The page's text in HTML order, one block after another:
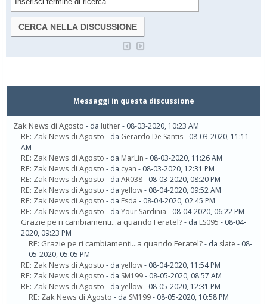
Messaggi in questa discussione
Zak News di Agosto - da luther- 08-03-2020, 10:23 AM
RE: Zak News di Agosto - da Gerardo De Santis- 08-03-2020, 11:11
AM
RE: Zak News di Agosto - da MarLin - 08-03-2020, 11:26 AM
RE: Zak News di Agosto - da cyan - 08-03-2020, 12:31 PM
RE: Zak News di Agosto - da AR038- 08-03-2020, 08:20 PM
RE: Zak News di Agosto - da yellow- 08-04-2020, 09:52 AM
RE: Zak News di Agosto - da Esda - 08-04-2020, 02:45 PM
RE: Zak News di Agosto - da Your Sardinia - 08-04-2020, 06:22 PM
Grazie pe ri cambiamenti...a quando Feratel?- da ES095 - 08-04-
2020, 09:23 PM
RE: Grazie pe ri cambiamenti...a quando Feratel?- da slate - 08-
05-2020, 05:05 PM
RE: Zak News di Agosto - da yellow- 08-04-2020, 11:54 PM
RE: Zak News di Agosto - da SM199- 08-05-2020, 08:57 AM
RE: Zak News di Agosto - da yellow- 08-05-2020, 12:31 PM
RE: Zak News di Agosto - da SM199- 08-05-2020, 10:58 PM